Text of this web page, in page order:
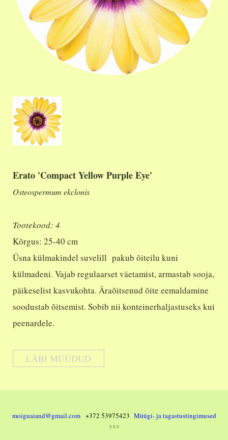
Erato 'Compact Yellow Purple Eye'
Osteospermum ekclonis
Tootekood: 4
Kõrgus: 25-40 cm
Üsna külmakindel suvelill pakub õiteilu kuni
külmadeni. Vajab regulaarset väetamist, armastab sooja,
päikeselist kasvukohta. Äraõitsenud õite eemaldamine
soodustab õitsemist. Sobib nii konteinerhaljastuseks kui
peenardele.
LÄBI MÜÜDUD
moiguaiand@gmail.com +372 53975423 Müügi- ja tagastustingimused
xxx